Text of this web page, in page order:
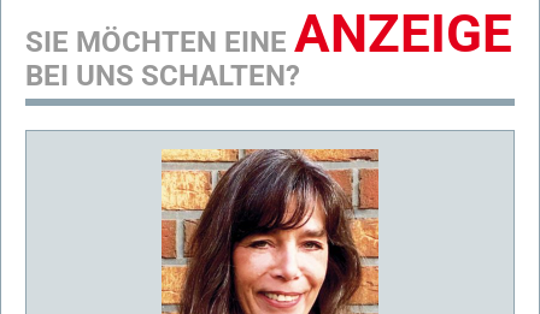
SIE MÖCHTEN EINE ANZEIGE
BEI UNS SCHALTEN?